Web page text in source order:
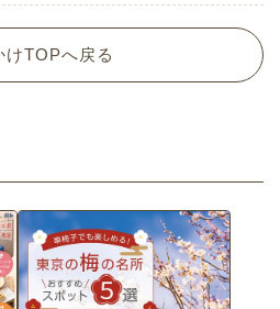
けTOPへ戻る